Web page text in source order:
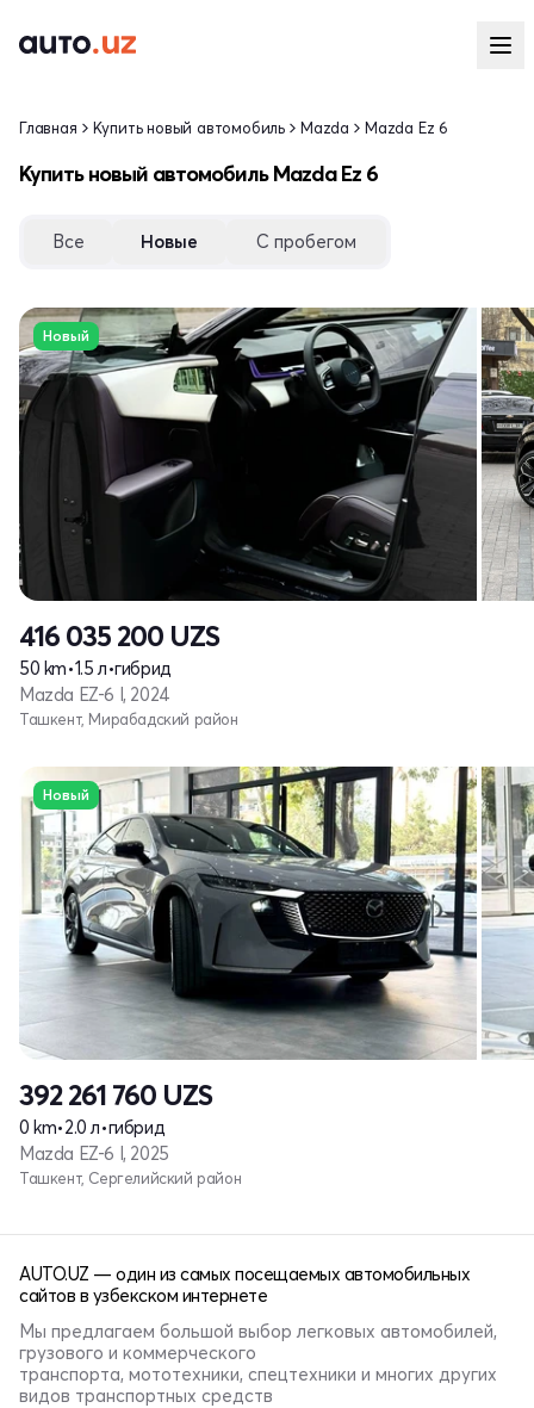
Главная Купить новый автомобиль Mazda Mazda Ez 6
Купить новый автомобиль Mazda Ez 6
Все Новые С пробегом
Новый
416 035 200 UZS
50 km•1.5 л•гибрид
Mazda EZ-6 I, 2024
Ташкент, Мирабадский район
Новый
392 261 760 UZS
0 km•2.0 л•гибрид
Mazda EZ-6 I, 2025
Ташкент, Сергелийский район
AUTO.UZ — один из самых посещаемых автомобильных
сайтов в узбекском интернете
Мы предлагаем большой выбор легковых автомобилей,
грузового и коммерческого
транспорта, мототехники, спецтехники и многих других
видов транспортных средств